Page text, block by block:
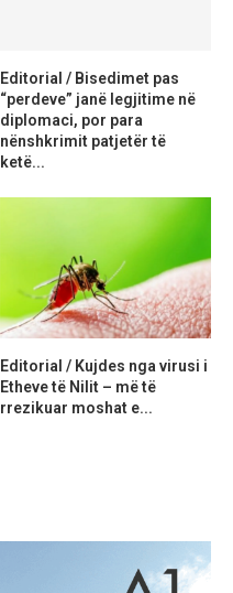
Editorial / Bisedimet pas
“perdeve” janë legjitime në
diplomaci, por para
nënshkrimit patjetër të
ketë...
Editorial / Kujdes nga virusi i
Etheve të Nilit – më të
rrezikuar moshat e...